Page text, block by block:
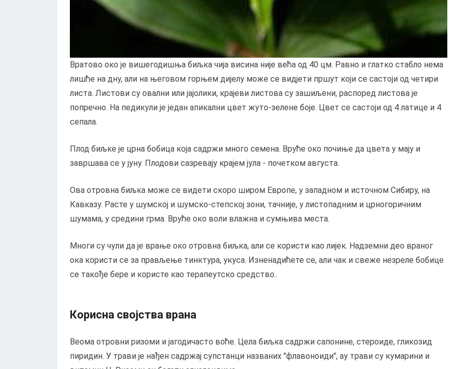
Вратово око је вишегодишња биљка чија висина није већа од 40 цм. Равно и глатко стабло нема
лишће на дну, али на његовом горњем дијелу може се видјети пршут који се састоји од четири
листа. Листови су овални или јајолики, крајеви листова су зашиљени, распоред листова је
попречно. На педикули је један апикални цвет жуто-зелене боје. Цвет се састоји од 4 латице и 4
сепала.
Плод биљке је црна бобица која садржи много семена. Вруће око почиње да цвета у мају и
завршава се у јуну. Плодови сазревају крајем јула - почетком августа.
Ова отровна биљка може се видети скоро широм Европе, у западном и источном Сибиру, на
Кавказу. Расте у шумској и шумско-степској зони, тачније, у листопадним и црногоричним
шумама, у средини грма. Вруће око воли влажна и сумњива места.
Многи су чули да је врање око отровна биљка, али се користи као лијек. Надземни део враног
ока користи се за прављење тинктура, укуса. Изненадићете се, али чак и свеже незреле бобице
се такође бере и користе као терапеутско средство..
Корисна својства врана
Веома отровни ризоми и јагодичасто воће. Цела биљка садржи сапонине, стероиде, гликозид
пиридин. У трави је нађен садржај супстанци названих "флавоноиди", ау трави су кумарини и